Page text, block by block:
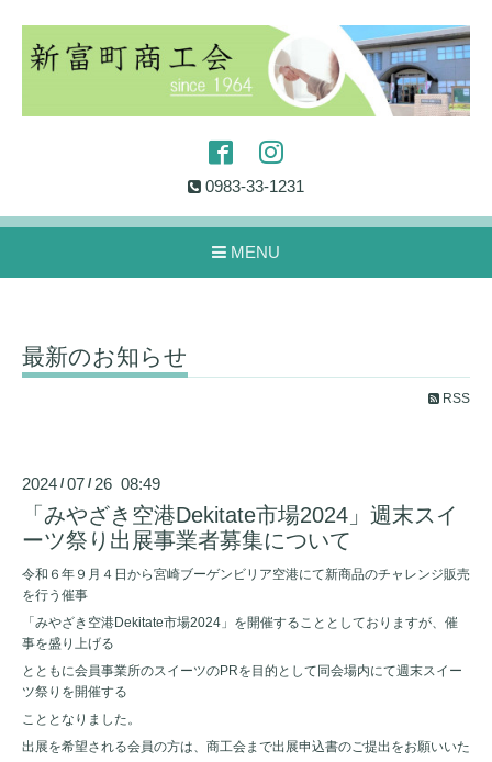
0983-33-1231
MENU
最新のお知らせ
RSS
2024 /07 / 26 08:49
「みやざき空港Dekitate市場2024」週末スイ
ーツ祭り出展事業者募集について
令和６年９月４日から宮崎ブーゲンビリア空港にて新商品のチャレンジ販売
を行う催事
「みやざき空港Dekitate市場2024」を開催することとしておりますが、催
事を盛り上げる
とともに会員事業所のスイーツのPRを目的として同会場内にて週末スイー
ツ祭りを開催する
こととなりました。
出展を希望される会員の方は、商工会まで出展申込書のご提出をお願いいた